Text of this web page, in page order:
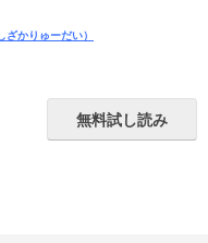
ざかりゅーだい）
無料試し読み